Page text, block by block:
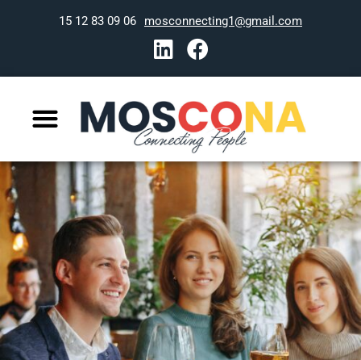
mosconnecting1@gmail.com
06 09 83 12 15